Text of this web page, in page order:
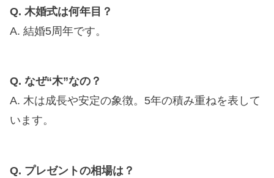
Q. 木婚式は何年目？
A. 結婚5周年です。
Q. なぜ“木”なの？
A. 木は成長や安定の象徴。5年の積み重ねを表して
います。
Q. プレゼントの相場は？